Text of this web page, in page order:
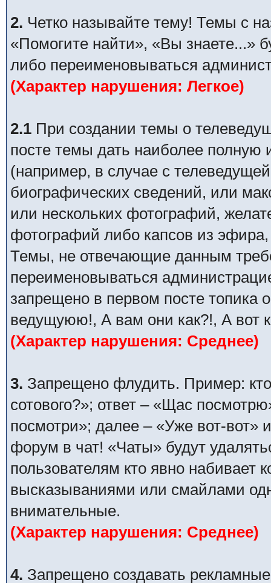
2. Четко называйте тему! Темы с
«Помогите найти», «Вы знаете...»
либо переименовываться
(Характер нарушения: Легкое)
2.1 При создании темы о
посте темы дать наиболее
(например, в случае с
биографических сведений, или
или нескольких фотографий,
фотографий либо капсов из
Темы, не отвечающие данным
переименовываться
запрещено в первом посте топика
ведущуюю!, А вам они как?!, А вот
(Характер нарушения: Среднее)
3. Запрещено флудить. Пример:
сотового?»; ответ – «Щас
посмотри»; далее – «Уже вот-вот»
форум в чат! «Чаты» будут
пользователям кто явно набивает
высказываниями или смайлами
внимательные.
(Характер нарушения: Среднее)
4. Запрещено создавать